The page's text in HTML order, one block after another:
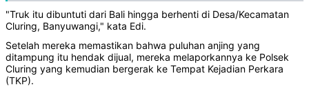
"Truk itu dibuntuti dari Bali hingga berhenti di Desa/Kecamatan
Cluring, Banyuwangi," kata Edi.
Setelah mereka memastikan bahwa puluhan anjing yang
ditampung itu hendak dijual, mereka melaporkannya ke Polsek
Cluring yang kemudian bergerak ke Tempat Kejadian Perkara
(TKP).